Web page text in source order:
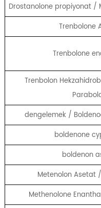
Drostanolone propiyonat /
Trenbolone
Trenbolone
Trenbolon
dengelemek /
boldenone
boldenon
Metenolon Asetat
Methenolone